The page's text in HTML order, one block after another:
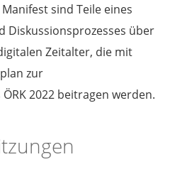
sind Teile eines
Diskussionsprozesses über
Zeitalter, die mit
zur
2022 beitragen werden.